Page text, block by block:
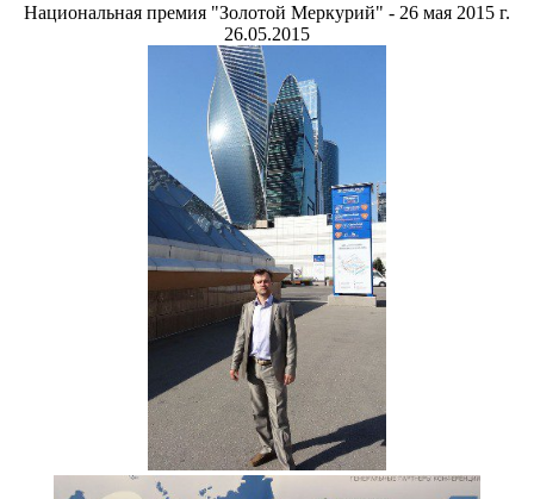
Национальная премия "Золотой Меркурий" - 26 мая 2015 г.
26.05.2015